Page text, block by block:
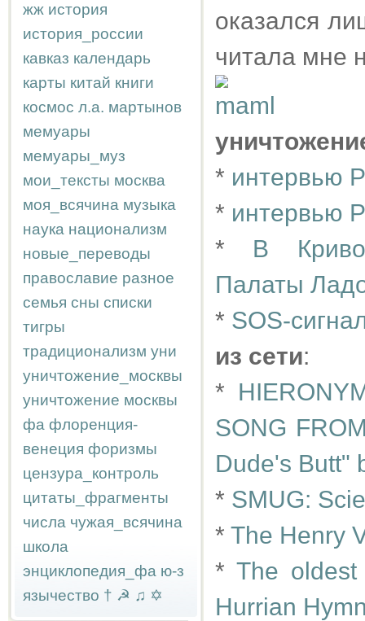
жж история
история_россии
кавказ календарь
карты китай книги
космос л.а. мартынов
мемуары
мемуары_муз
мои_тексты москва
моя_всячина музыка
наука национализм
новые_переводы
православие разное
семья сны списки
тигры
традиционализм уни
уничтожение_москвы
уничтожение москвы
фа флоренция-
венеция форизмы
цензура_контроль
цитаты_фрагменты
числа чужая_всячина
школа
энциклопедия_фа ю-з
язычество † ☭ ♫ ✡
оказался
читала мне
* интервью
* интервью
* В
Палаты
* SOS-
из сети:
*
SONG
Dude's Butt"
* SMUG:
* The Henry
* The
Hurrian